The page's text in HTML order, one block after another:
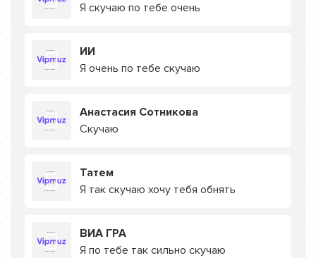
Я скучаю по тебе очень
ИИ
Я очень по тебе скучаю
Анастасия Сотникова
Скучаю
Татем
Я так скучаю хочу тебя обнять
ВИА ГРА
Я по тебе так сильно скучаю